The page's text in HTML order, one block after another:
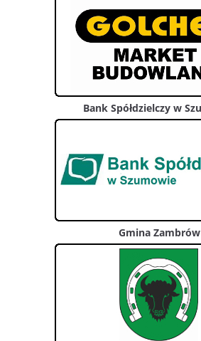
Bank Spółdzielczy w
Gmina Zambrów